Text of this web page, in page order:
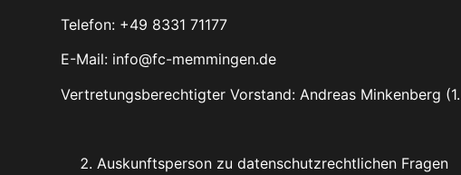
Telefon: +49 8331 71177
E-Mail: info@fc-memmingen.de
Vertretungsberechtigter Vorstand: Andreas Minkenberg
Auskunftsperson zu datenschutzrechtlichen Fragen